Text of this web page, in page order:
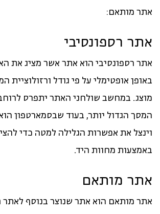
אתר מותאם:
אתר רספונסיבי
אתר רספונסיבי הוא אתר אשר מציג את
באופן אופטימלי על פי גודל ורזולוציית
מוצג. במחשב שולחני האתר יתפרס לרוחב
המסך הגדול יותר, בעוד שבסמארטפון
וינצל את אפשרות הגלילה למטה כדי
באמצעות מחוות היד.
אתר מותאם
אתר מותאם הוא אתר שנוצר בנוסף לאתר